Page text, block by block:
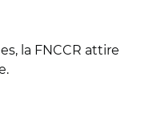
la FNCCR attire